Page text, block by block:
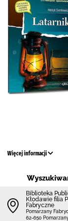
Więcej informacji
Biblioteka
Kłodawie filia
Fabryczne
Pomarzany
62-650